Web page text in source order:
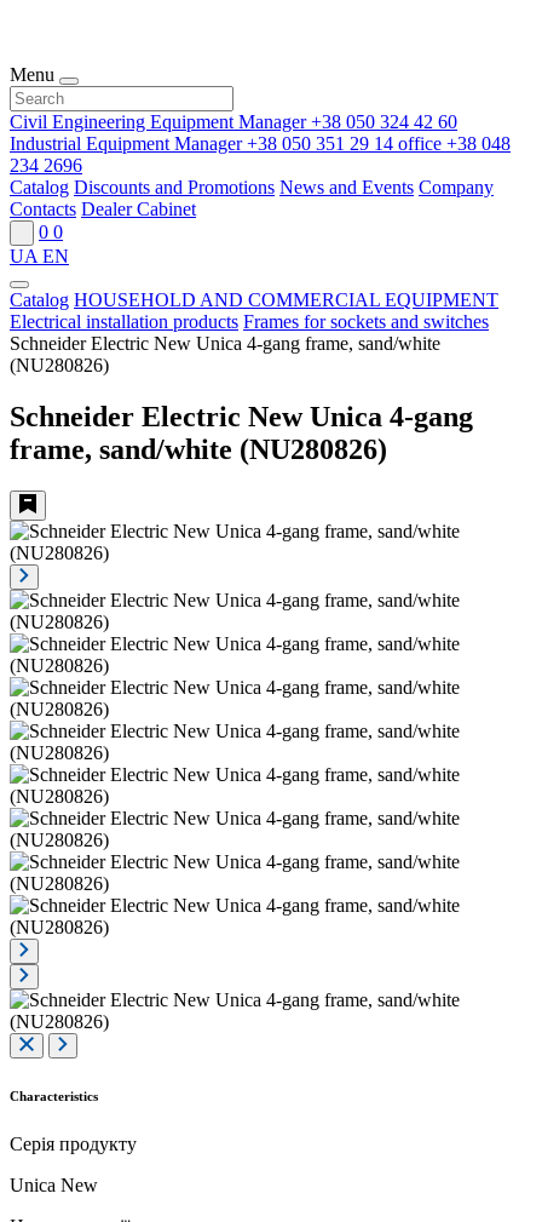
Menu
Civil Engineering Equipment Manager+38 050 324 42 60
Industrial Equipment Manager+38 050 351 29 14 office +38 048
234 2696
Catalog Discounts and Promotions News and Events Company
Contacts Dealer Cabinet
0 0
UA EN
Catalog HOUSEHOLD AND COMMERCIAL EQUIPMENT
Electrical installation products Frames for sockets and switches
Schneider Electric New Unica 4-gang frame, sand/white
(NU280826)
Schneider Electric New Unica 4-gang
frame, sand/white (NU280826)
Characteristics
Серія продукту
Unica New